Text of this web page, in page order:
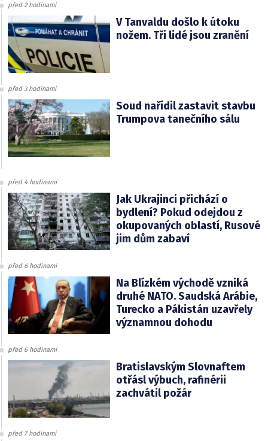
před 2 hodinami
V Tanvaldu došlo k útoku
nožem. Tři lidé jsou zranění
před 3 hodinami
Soud nařídil zastavit stavbu
Trumpova tanečního sálu
před 4 hodinami
Jak Ukrajinci přichází o
bydlení? Pokud odejdou z
okupovaných oblastí, Rusové
jim dům zabaví
před 6 hodinami
Na Blízkém východě vzniká
druhé NATO. Saudská Arábie,
Turecko a Pákistán uzavřely
významnou dohodu
před 6 hodinami
Bratislavským Slovnaftem
otřásl výbuch, rafinérii
zachvátil požár
před 7 hodinami